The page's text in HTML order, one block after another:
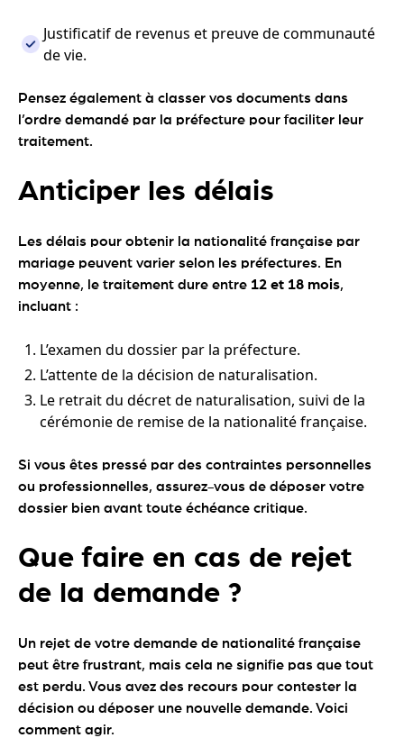
Justificatif de revenus et preuve de communauté
de vie.
Pensez également à classer vos documents dans
l’ordre demandé par la préfecture pour faciliter leur
traitement.
Anticiper les délais
Les délais pour obtenir la nationalité française par
mariage peuvent varier selon les préfectures. En
moyenne, le traitement dure entre 12 et 18 mois,
incluant :
L’examen du dossier par la préfecture.
L’attente de la décision de naturalisation.
Le retrait du décret de naturalisation, suivi de la
cérémonie de remise de la nationalité française.
Si vous êtes pressé par des contraintes personnelles
ou professionnelles, assurez-vous de déposer votre
dossier bien avant toute échéance critique.
Que faire en cas de rejet
de la demande ?
Un rejet de votre demande de nationalité française
peut être frustrant, mais cela ne signifie pas que tout
est perdu. Vous avez des recours pour contester la
décision ou déposer une nouvelle demande. Voici
comment agir.